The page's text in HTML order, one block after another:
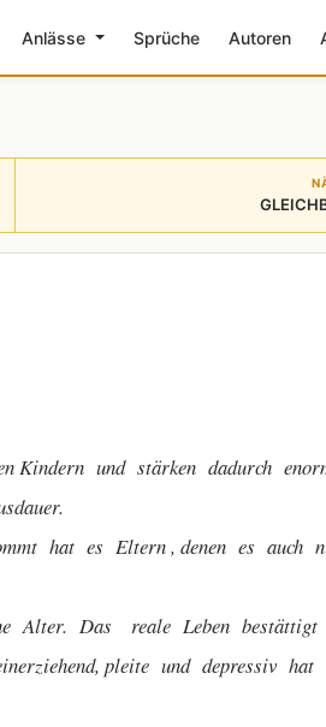
Anlässe Sprüche Autoren
und stärken dadurch
es Eltern , denen es auch
Das reale Leben bestättigt
pleite und depressiv hat